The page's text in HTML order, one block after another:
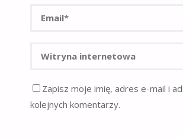
Zapisz moje imię, adres e-mail i
kolejnych komentarzy.